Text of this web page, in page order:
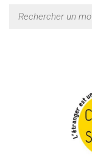
PERSONNE